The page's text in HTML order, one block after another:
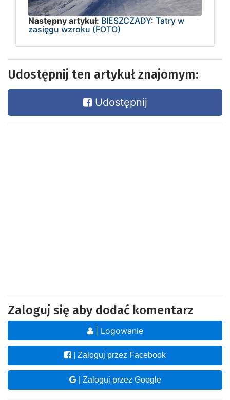
Następny artykuł: BIESZCZADY: Tatry w
zasięgu wzroku (FOTO)
Udostępnij ten artykuł znajomym:
Udostępnij
Zaloguj się aby dodać komentarz
| Logowanie
| Zaloguj przez Facebook
| Zaloguj przez Google